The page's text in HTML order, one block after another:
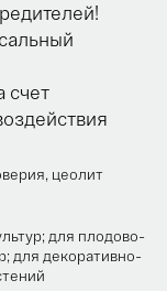
счет
цеолит
для плодово-
для декоративно-